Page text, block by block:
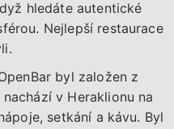
hledáte autentické
Nejlepší restaurace
byl založen z
v Heraklionu na
setkání a kávu. Byl